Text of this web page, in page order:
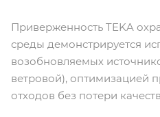
Приверженность TEKA
среды демонстрируется
возобновляемых
ветровой), оптимизацией
отходов без потери